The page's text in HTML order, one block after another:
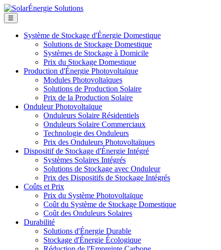
☰
Système de Stockage d'Énergie Domestique
Solutions de Stockage Domestique
Systèmes de Stockage à Domicile
Prix du Stockage Domestique
Production d'Énergie Photovoltaïque
Modules Photovoltaïques
Solutions de Production Solaire
Prix de la Production Solaire
Onduleur Photovoltaïque
Onduleurs Solaire Résidentiels
Onduleurs Solaire Commerciaux
Technologie des Onduleurs
Prix des Onduleurs Photovoltaïques
Dispositif de Stockage d'Énergie Intégré
Systèmes Solaires Intégrés
Solutions de Stockage avec Onduleur
Prix des Dispositifs de Stockage Intégrés
Coûts et Prix
Prix du Système Photovoltaïque
Coût du Système de Stockage Domestique
Coût des Onduleurs Solaires
Durabilité
Solutions d'Énergie Durable
Stockage d'Énergie Écologique